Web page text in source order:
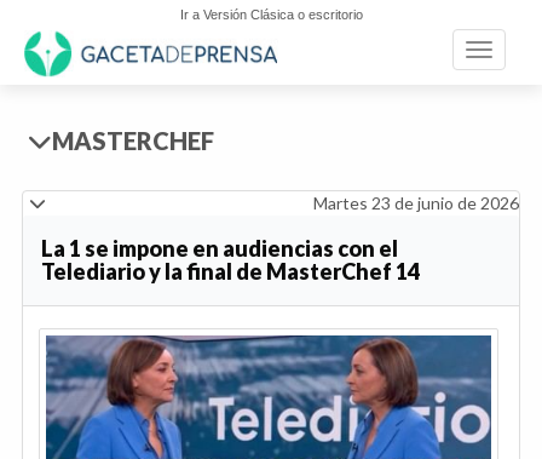
Ir a Versión Clásica o escritorio
Toggle
MASTERCHEF
Martes 23 de junio de 2026
La 1 se impone en audiencias con el
Telediario y la final de MasterChef 14